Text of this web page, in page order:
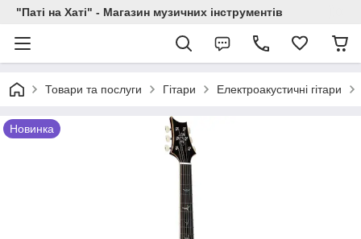
"Паті на Хаті" - Магазин музичних інструментів
Товари та послуги Гітари Електроакустичні гітари
Новинка